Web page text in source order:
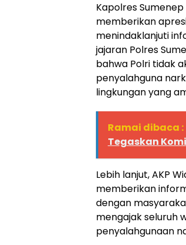
Kapolres Sumenep
memberikan
menindaklanjuti
jajaran Polres
bahwa Polri tidak
penyalahguna
lingkungan yang
Ramai dibaca :
Tegaskan
Lebih lanjut, AKP
memberikan
dengan
mengajak seluruh
penyalahgunaan